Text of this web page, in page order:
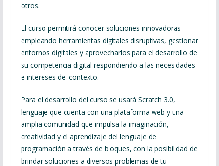
otros.
El curso permitirá conocer soluciones innovadoras
empleando herramientas digitales disruptivas, gestionar
entornos digitales y aprovecharlos para el desarrollo de
su competencia digital respondiendo a las necesidades
e intereses del contexto.
Para el desarrollo del curso se usará Scratch 3.0,
lenguaje que cuenta con una plataforma web y una
amplia comunidad que impulsa la imaginación,
creatividad y el aprendizaje del lenguaje de
programación a través de bloques, con la posibilidad de
brindar soluciones a diversos problemas de tu